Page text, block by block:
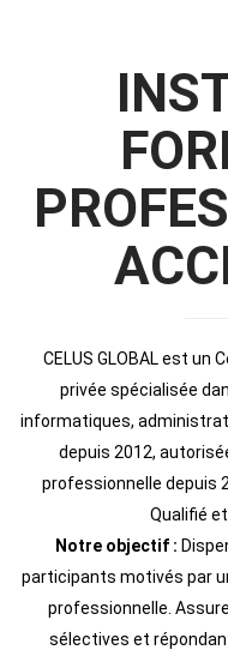
CELUS GLOBAL est
privée spécialisée
informatiques,
depuis 2012,
professionnelle depuis
Qualifié
Notre objectif :
participants motivés par
professionnelle.
sélectives et